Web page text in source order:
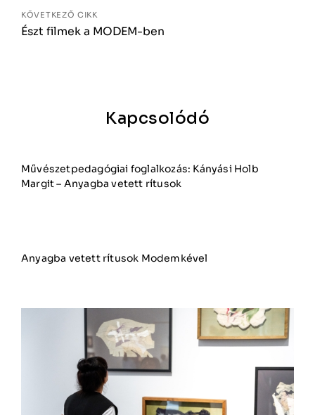
KÖVETKEZŐ CIKK
Észt filmek a MODEM-ben
Kapcsolódó
Művészetpedagógiai foglalkozás: Kányási Holb
Margit – Anyagba vetett rítusok
Anyagba vetett rítusok Modemkével